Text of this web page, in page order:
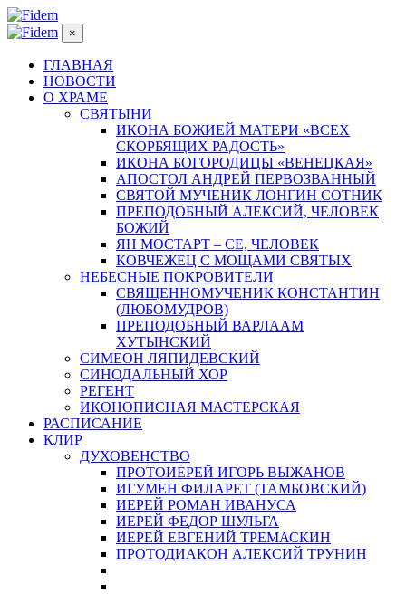
×
ГЛАВНАЯ
НОВОСТИ
О ХРАМЕ
СВЯТЫНИ
ИКОНА БОЖИЕЙ МАТЕРИ «ВСЕХ
СКОРБЯЩИХ РАДОСТЬ»
ИКОНА БОГОРОДИЦЫ «ВЕНЕЦКАЯ»
АПОСТОЛ АНДРЕЙ ПЕРВОЗВАННЫЙ
СВЯТОЙ МУЧЕНИК ЛОНГИН СОТНИК
ПРЕПОДОБНЫЙ АЛЕКСИЙ, ЧЕЛОВЕК
БОЖИЙ
ЯН МОСТАРТ – СЕ, ЧЕЛОВЕК
КОВЧЕЖЕЦ С МОЩАМИ СВЯТЫХ
НЕБЕСНЫЕ ПОКРОВИТЕЛИ
СВЯЩЕННОМУЧЕНИК КОНСТАНТИН
(ЛЮБОМУДРОВ)
ПРЕПОДОБНЫЙ ВАРЛААМ
ХУТЫНСКИЙ
СИМЕОН ЛЯПИДЕВСКИЙ
СИНОДАЛЬНЫЙ ХОР
РЕГЕНТ
ИКОНОПИСНАЯ МАСТЕРСКАЯ
РАСПИСАНИЕ
КЛИР
ДУХОВЕНСТВО
ПРОТОИЕРЕЙ ИГОРЬ ВЫЖАНОВ
ИГУМЕН ФИЛАРЕТ (ТАМБОВСКИЙ)
ИЕРЕЙ РОМАН ИВАНУСА
ИЕРЕЙ ФЕДОР ШУЛЬГА
ИЕРЕЙ ЕВГЕНИЙ ТРЕМАСКИН
ПРОТОДИАКОН АЛЕКСИЙ ТРУНИН